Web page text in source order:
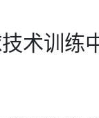
术训练